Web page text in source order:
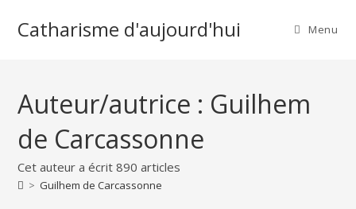
Catharisme d'aujourd'hui Menu
Auteur/autrice : Guilhem
de Carcassonne
Cet auteur a écrit 890 articles
> Guilhem de Carcassonne